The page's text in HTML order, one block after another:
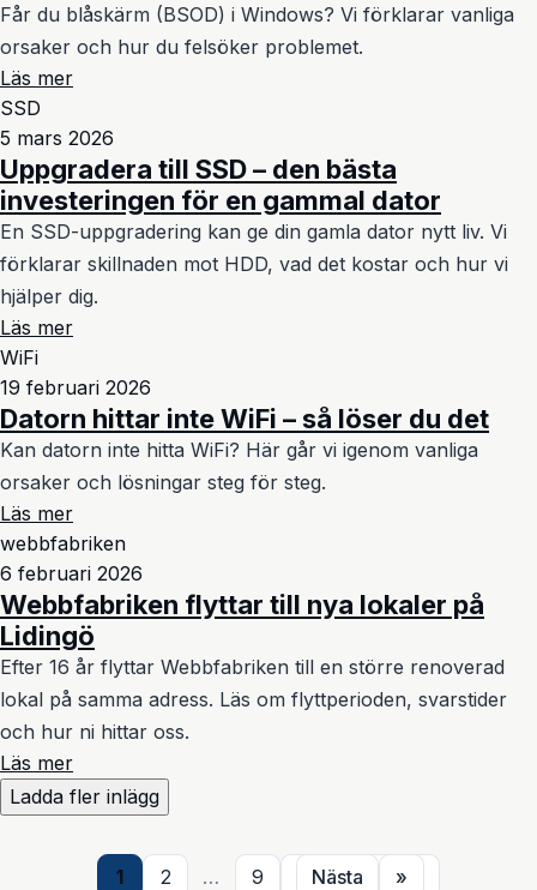
Får du blåskärm (BSOD) i Windows? Vi förklarar vanliga
orsaker och hur du felsöker problemet.
Läs mer
SSD
5 mars 2026
Uppgradera till SSD – den bästa
investeringen för en gammal dator
En SSD-uppgradering kan ge din gamla dator nytt liv. Vi
förklarar skillnaden mot HDD, vad det kostar och hur vi
hjälper dig.
Läs mer
WiFi
19 februari 2026
Datorn hittar inte WiFi – så löser du det
Kan datorn inte hitta WiFi? Här går vi igenom vanliga
orsaker och lösningar steg för steg.
Läs mer
webbfabriken
6 februari 2026
Webbfabriken flyttar till nya lokaler på
Lidingö
Efter 16 år flyttar Webbfabriken till en större renoverad
lokal på samma adress. Läs om flyttperioden, svarstider
och hur ni hittar oss.
Läs mer
Ladda fler inlägg
1 2 … 9 Nästa
»